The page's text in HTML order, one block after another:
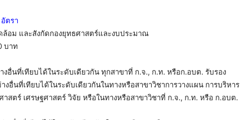
ตรา
อม และสังกัดกองยุทธศาสตร์และงบประมาณ
บาท
นที่เทียบได้ในระดับเดียวกัน ทุกสาขาที่ ก.จ., ก.ท. หรือก.อบต. รับรอง
นที่เทียบได้ในระดับเดียวกันในทางหรือสาขาวิชาการวางแผน การบริหาร
สตร์ เศรษฐศาสตร์ วิจัย หรือในทางหรือสาขาวิชาที่ ก.จ., ก.ท. หรือ ก.อบต.